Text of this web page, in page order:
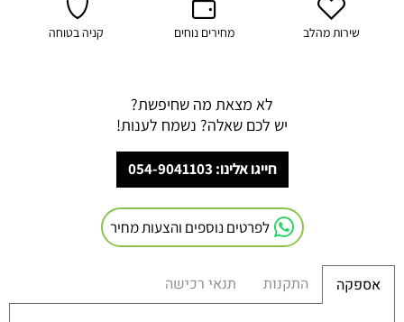
שירות מהלב מחירים נוחים קניה בטוחה
לא מצאת מה שחיפשת?
יש לכם שאלה? נשמח לענות!
חייגו אלינו: 054-9041103
לפרטים נוספים והצעות מחיר
אספקה התקנות תנאי רכישה